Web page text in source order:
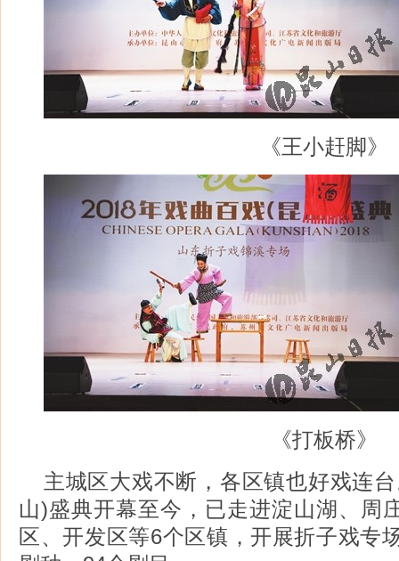
《王小赶脚》
《打板桥》
主城区大戏不断，各区镇也好戏连
山)盛典开幕至今，已走进淀山湖、周
区、开发区等6个区镇，开展折子戏专